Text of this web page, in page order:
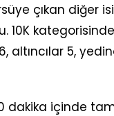
çıkan diğer
10K
altıncılar 5,
dakika içinde